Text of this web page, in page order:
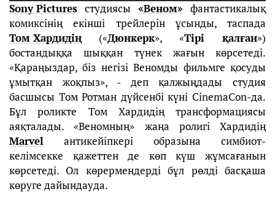
Sony Pictures студиясы «Веном» фантастикалық
комиксінің екінші трейлерін ұсынды, таспада
Том Хардидің(«Дюнкерк», «Тірі қалған»)
бостандыққа шыққан түнек жағын көрсетеді.
«Қараңыздар, біз негізі Веномды фильмге қосуды
ұмытқан жоқпыз», - деп қалжыңдады студия
басшысы Том Ротман дүйсенбі күні CinemaCon-да.
Бұл роликте Том Хардидің трансформациясы
аяқталады. «Веномның» жаңа ролигі Хардидің
Marvel антикейіпкері образына симбиот-
келімсекке қажеттен де көп күш жұмсағанын
көрсетеді. Ол көрермендерді бұл рөлді басқаша
көруге дайындауда.